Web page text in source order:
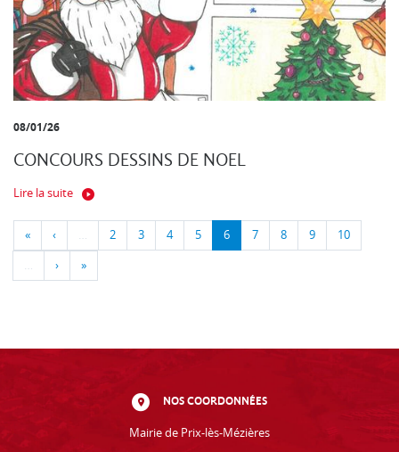
08/01/26
CONCOURS DESSINS DE NOEL
Lire la suite
« ‹ … 2 3 4 5 6 7 8 9 10
… › »
NOS COORDONNÉES
Mairie de Prix-lès-Mézières